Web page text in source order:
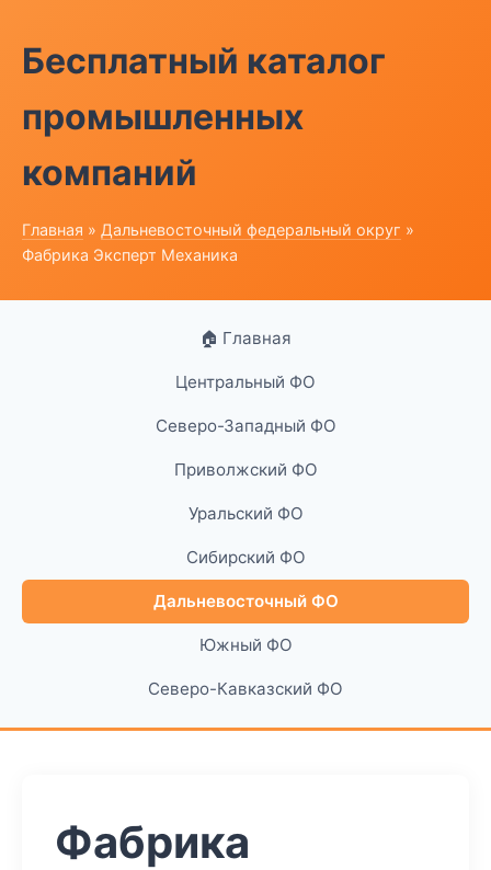
Бесплатный каталог
промышленных
компаний
Главная » Дальневосточный федеральный округ »
Фабрика Эксперт Механика
🏠 Главная
Центральный ФО
Северо-Западный ФО
Приволжский ФО
Уральский ФО
Сибирский ФО
Дальневосточный ФО
Южный ФО
Северо-Кавказский ФО
Фабрика